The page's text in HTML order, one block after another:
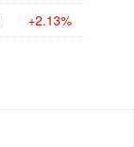
+2.13%